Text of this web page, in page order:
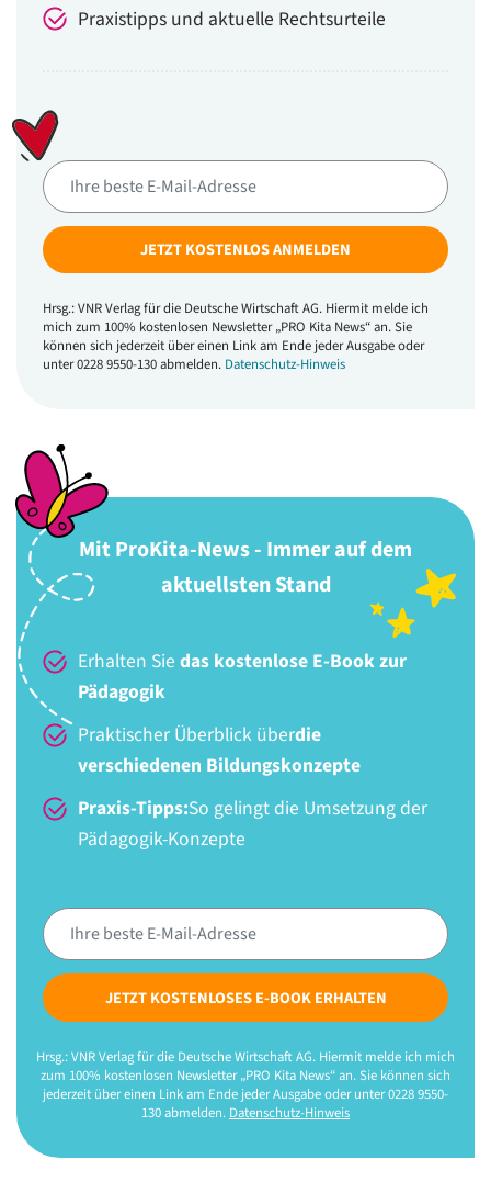
Mit ProKita-News - Immer auf dem
aktuellsten Stand
Erhalten Sie das kostenlose E-Book zur
Pädagogik
Praktischer Überblick überdie
verschiedenen Bildungskonzepte
Praxis-Tipps:So gelingt die Umsetzung der
Pädagogik-Konzepte
JETZT KOSTENLOSES E-BOOK ERHALTEN
Hrsg.: VNR Verlag für die Deutsche Wirtschaft AG. Hiermit melde ich mich
zum 100% kostenlosen Newsletter „PRO Kita News“ an. Sie können sich
jederzeit über einen Link am Ende jeder Ausgabe oder unter 0228 9550-
130 abmelden. Datenschutz-Hinweis
Praxistipps und aktuelle Rechtsurteile
JETZT KOSTENLOS ANMELDEN
Hrsg.: VNR Verlag für die Deutsche Wirtschaft AG. Hiermit melde ich
mich zum 100% kostenlosen Newsletter „PRO Kita News“ an. Sie
können sich jederzeit über einen Link am Ende jeder Ausgabe oder
unter 0228 9550-130 abmelden. Datenschutz-Hinweis